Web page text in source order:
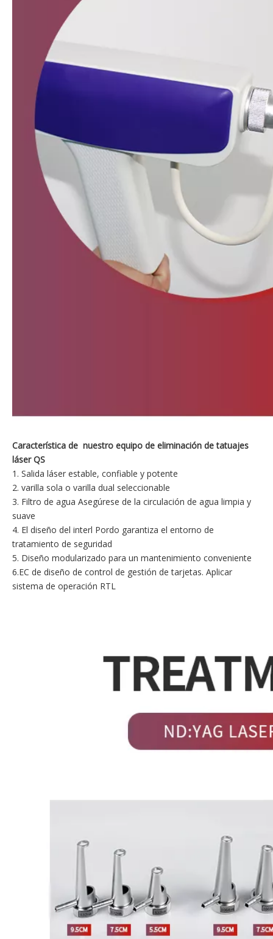
Característica de nuestro equipo de eliminación de tatuajes
láser QS
1. Salida láser estable, confiable y potente
2. varilla sola o varilla dual seleccionable
3. Filtro de agua Asegúrese de la circulación de agua limpia y
suave
4. El diseño del interl Pordo garantiza el entorno de
tratamiento de seguridad
5. Diseño modularizado para un mantenimiento conveniente
6.EC de diseño de control de gestión de tarjetas. Aplicar
sistema de operación RTL